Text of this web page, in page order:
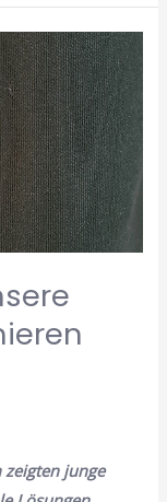
zeigten junge